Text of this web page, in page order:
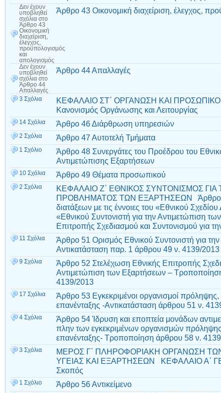
Δεν έχουν
υποβληθεί
σχόλια στο
Άρθρο 43
Οικονομική
διαχείριση,
έλεγχος,
προϋπολογισμός
και
απολογισμός
Άρθρο 43 Οικονομική διαχείριση, έλεγχος,
Δεν έχουν
υποβληθεί
σχόλια στο
Άρθρο 44
Απαλλαγές
Άρθρο 44 Απαλλαγές
3 Σχόλια
ΚΕΦΑΛΑΙΟ ΣΤ΄ ΟΡΓΑΝΩΣΗ ΚΑΙ ΠΡΟΣΩΠΙΚΟ
Κανονισμός Οργάνωσης και Λειτουργίας
14 Σχόλια Άρθρο 46 Διάρθρωση υπηρεσιών
2 Σχόλια Άρθρο 47 Αυτοτελή Τμήματα
1 Σχόλιο
Άρθρο 48 Συνεργάτες του Προέδρου του
Αντιμετώπισης Εξαρτήσεων
10 Σχόλια Άρθρο 49 Θέματα προσωπικού
2 Σχόλια
ΚΕΦΑΛΑΙΟ Ζ΄ ΕΘΝΙΚΟΣ ΣΥΝΤΟΝΙΣΜΟΣ
ΠΡΟΒΛΗΜΑΤΟΣ ΤΩΝ ΕΞΑΡΤΗΣΕΩΝ Άρθρο 50
διατάξεων με τις έννοιες του «Εθνικού
«Εθνικού Συντονιστή για την Αντιμετώπιση
Επιτροπής Σχεδιασμού και Συντονισμού για
11 Σχόλια
Άρθρο 51 Ορισμός Εθνικού Συντονιστή για
Αντικατάσταση παρ. 1 άρθρου 49 ν. 4139/2013
9 Σχόλια
Άρθρο 52 Στελέχωση Εθνικής Επιτροπής
Αντιμετώπιση των Εξαρτήσεων –
4139/2013
17 Σχόλια
Άρθρο 53 Εγκεκριμένοι οργανισμοί
επανένταξης -Αντικατάσταση άρθρου 51 ν.
4 Σχόλια
Άρθρο 54 Ίδρυση και εποπτεία μονάδων
πλην των εγκεκριμένων οργανισμών
επανένταξης- Tροποποίηση άρθρου 58 ν.
3 Σχόλια
ΜΕΡΟΣ Γ΄ ΠΛΗΡΟΦΟΡΙΑΚΗ ΟΡΓΑΝΩΣΗ
ΥΓΕΙΑΣ ΚΑΙ ΕΞΑΡΤΗΣΕΩΝ ΚΕΦΑΛΑΙΟ Α΄
Σκοπός
1 Σχόλιο Άρθρο 56 Αντικείμενο